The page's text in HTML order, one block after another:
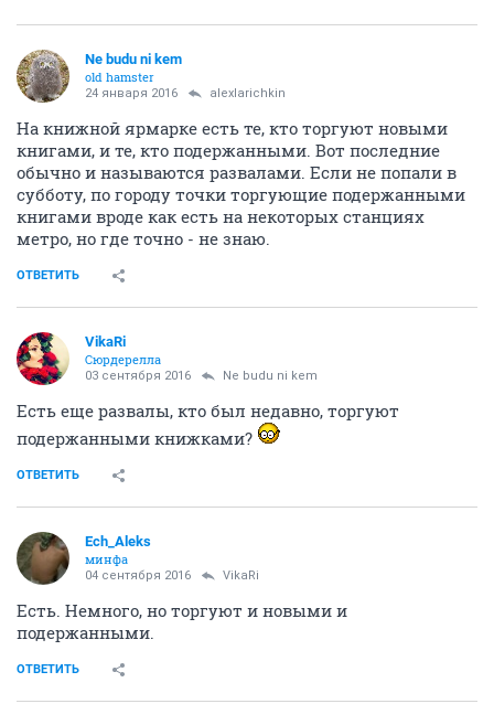
Ne budu ni kem
old hamster
24 января 2016 alexlarichkin
На книжной ярмарке есть те, кто торгуют новыми
книгами, и те, кто подержанными. Вот последние
обычно и называются развалами. Если не попали в
субботу, по городу точки торгующие подержанными
книгами вроде как есть на некоторых станциях
метро, но где точно - не знаю.
ОТВЕТИТЬ
VikaRi
Сюрдерелла
03 сентября 2016 Ne budu ni kem
Есть еще развалы, кто был недавно, торгуют
подержанными книжками?
ОТВЕТИТЬ
Ech_Aleks
минфа
04 сентября 2016 VikaRi
Есть. Немного, но торгуют и новыми и
подержанными.
ОТВЕТИТЬ